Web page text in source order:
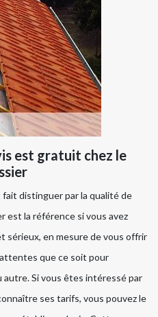
est gratuit chez le
distinguer par la qualité de
est la référence si vous avez
sérieux, en mesure de vous offrir
que ce soit pour
Si vous êtes intéressé par
ses tarifs, vous pouvez le